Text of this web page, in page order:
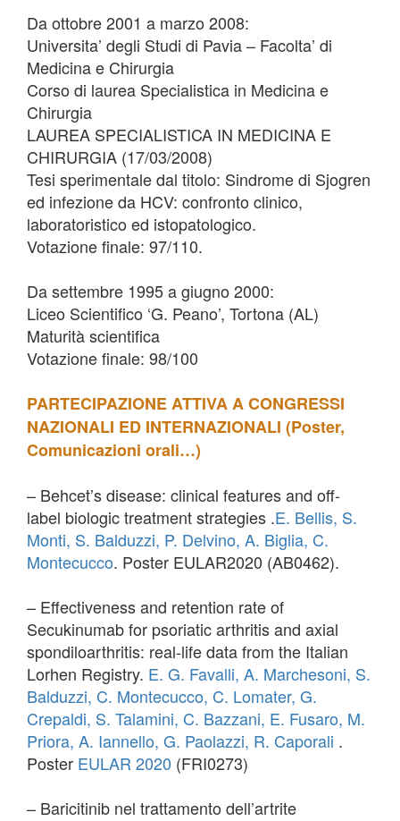
Da ottobre 2001 a marzo 2008:
Universita’ degli Studi di Pavia – Facolta’ di
Medicina e Chirurgia
Corso di laurea Specialistica in Medicina e
Chirurgia
LAUREA SPECIALISTICA IN MEDICINA E
CHIRURGIA (17/03/2008)
Tesi sperimentale dal titolo: Sindrome di Sjogren
ed infezione da HCV: confronto clinico,
laboratoristico ed istopatologico.
Votazione finale: 97/110.
Da settembre 1995 a giugno 2000:
Liceo Scientifico ‘G. Peano’, Tortona (AL)
Maturità scientifica
Votazione finale: 98/100
PARTECIPAZIONE ATTIVA A CONGRESSI
NAZIONALI ED INTERNAZIONALI (Poster,
Comunicazioni orali…)
– Behcet’s disease: clinical features and off-
label biologic treatment strategies .E. Bellis, S.
Monti, S. Balduzzi, P. Delvino, A. Biglia, C.
Montecucco. Poster EULAR2020 (AB0462).
– Effectiveness and retention rate of
Secukinumab for psoriatic arthritis and axial
spondiloarthritis: real-life data from the Italian
Lorhen Registry. E. G. Favalli, A. Marchesoni, S.
Balduzzi, C. Montecucco, C. Lomater, G.
Crepaldi, S. Talamini, C. Bazzani, E. Fusaro, M.
Priora, A. Iannello, G. Paolazzi, R. Caporali .
Poster EULAR 2020 (FRI0273)
– Baricitinib nel trattamento dell’artrite